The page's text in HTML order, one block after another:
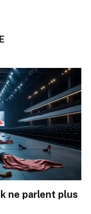
ne parlent plus